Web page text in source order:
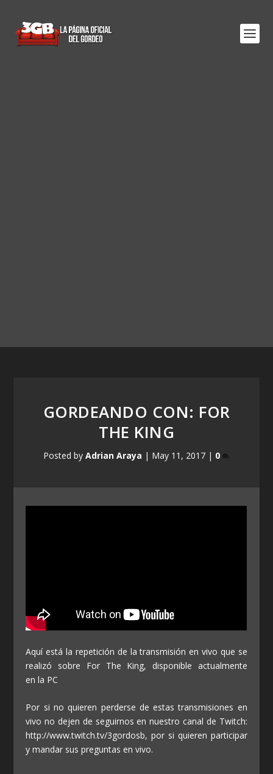
GORDEANDO CON: FOR
THE KING
Posted by Adrian Araya | May 11, 2017 | 0
Aquí está la repetición de la transmisión en vivo que se
realizó sobre For The King, disponible actualmente
en la PC
Por si no quieren perderse de estas transmisiones en
vivo no dejen de seguirnos en nuestro canal de Twitch:
http://www.twitch.tv/3gordosb, por si quieren participar
y mandar sus preguntas en vivo.